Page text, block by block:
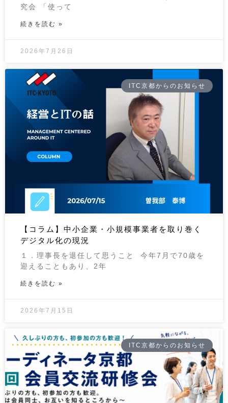
究会 「使って
続きを読む »
2026年7月26日
ITC京都からのお知らせ
【コラム】中小企業・小規模事業者を取り巻く
デジタル化の現況
１．理事長を退任して思うこと 今年7月で70歳を
迎えることもあり、2年
続きを読む »
2026年7月15日
ITC京都からのお知らせ